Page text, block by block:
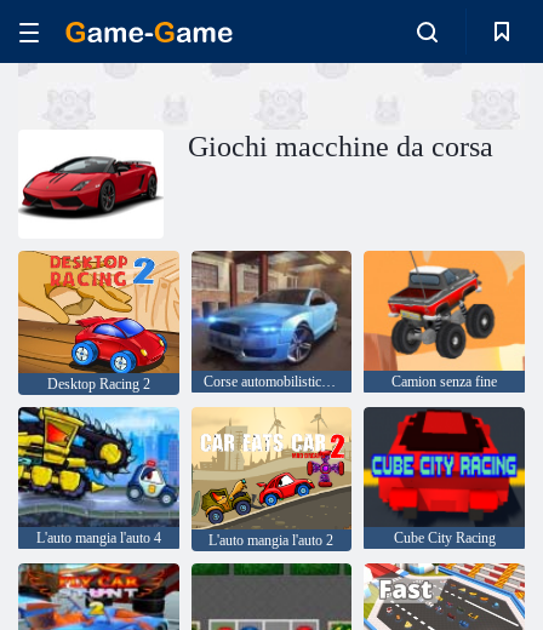
Giochi macchine da corsa
Desktop Racing 2 Corse automobilistiche estreme Camion senza fine
L'auto mangia l'auto 4 L'auto mangia l'auto 2 Cube City Racing